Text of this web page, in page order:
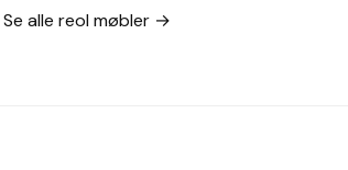
Se alle reol møbler →